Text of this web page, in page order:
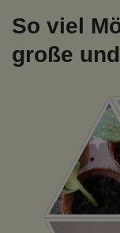
So viel
große